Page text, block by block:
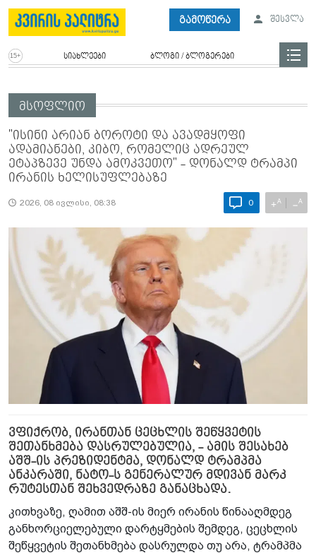
გამოწერა შესვლა
სიახლეები ბლოგი / ბლოგერები
მსოფლიო
"ისინი არიან ბოროტი და ავადმყოფი
ადამიანები, კიბო, რომელიც ადრეულ
ეტაპზევე უნდა ამოკვეთო" - დონალდ ტრამპი
ირანის ხელისუფლებაზე
2026, 08 ივლისი, 08:38 0 +A −A
ვფიქრობ, ირანთან ცეცხლის შეწყვეტის
შეთანხმება დასრულებულია, - ამის შესახებ
აშშ-ის პრეზიდენტმა, დონალდ ტრამპმა
ანკარაში, ნატო-ს გენერალურ მდივან მარკ
რუტესთან შეხვედრაზე განაცხადა.
კითხვაზე, ღამით აშშ-ის მიერ ირანის წინააღმდეგ
განხორციელებული დარტყმების შემდეგ, ცეცხლის
შეწყვეტის შეთანხმება დასრულდა თუ არა, ტრამპმა